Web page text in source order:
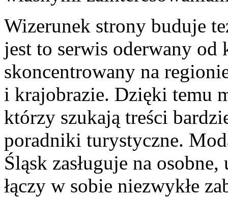
Wizerunek strony buduje
jest to serwis oderwany od
skoncentrowany na
i krajobrazie. Dzięki temu
którzy szukają treści
poradniki turystyczne.
Śląsk zasługuje na
łączy w sobie niezwykłe